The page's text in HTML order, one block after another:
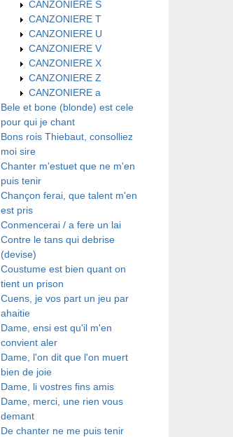
CANZONIERE S
CANZONIERE T
CANZONIERE U
CANZONIERE V
CANZONIERE X
CANZONIERE Z
CANZONIERE a
Bele et bone (blonde) est cele
pour qui je chant
Bons rois Thiebaut, consolliez
moi sire
Chanter m'estuet que ne m'en
puis tenir
Chançon ferai, que talent m'en
est pris
Conmencerai / a fere un lai
Contre le tans qui debrise
(devise)
Coustume est bien quant on
tient un prison
Cuens, je vos part un jeu par
ahaitie
Dame, ensi est qu'il m'en
convient aler
Dame, l'on dit que l'on muert
bien de joie
Dame, li vostres fins amis
Dame, merci, une rien vous
demant
De chanter ne me puis tenir